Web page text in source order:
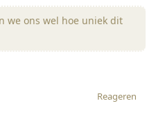
we ons wel hoe uniek dit
Reageren